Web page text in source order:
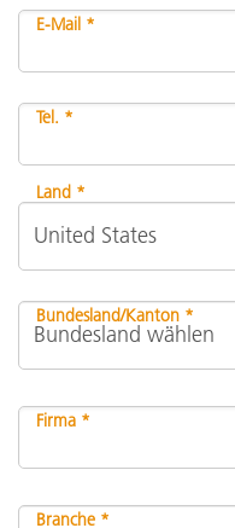
E-Mail *
Tel. *
Land *
Bundesland/Kanton *
Firma *
Branche *